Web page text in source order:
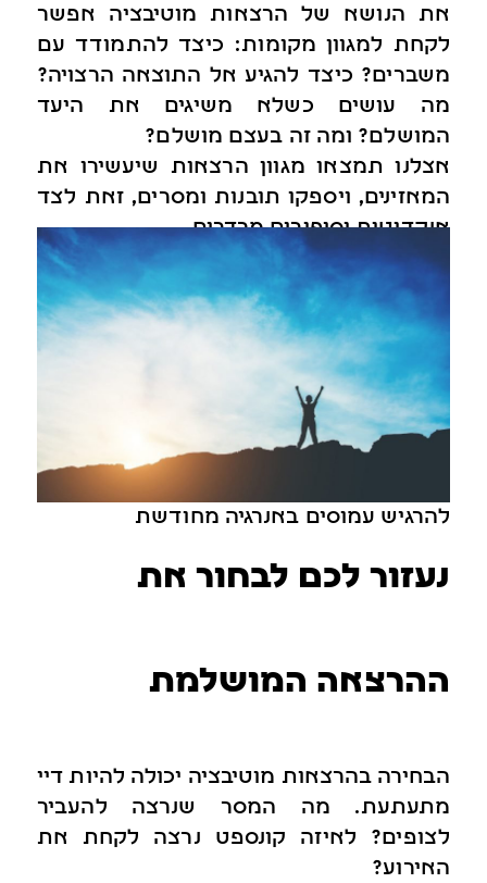
את הנושא של הרצאות מוטיבציה אפשר
לקחת למגוון מקומות: כיצד להתמודד עם
משברים? כיצד להגיע אל התוצאה הרצויה?
מה עושים כשלא משיגים את היעד
המושלם? ומה זה בעצם מושלם?
אצלנו תמצאו מגוון הרצאות שיעשירו את
המאזינים, ויספקו תובנות ומסרים, זאת לצד
אנקדוטות וסיפורים מבדרים.
להרגיש עמוסים באנרגיה מחודשת
נעזור לכם לבחור את
ההרצאה המושלמת
הבחירה בהרצאות מוטיבציה יכולה להיות דיי
מתעתעת. מה המסר שנרצה להעביר
לצופים? לאיזה קונספט נרצה לקחת את
האירוע?